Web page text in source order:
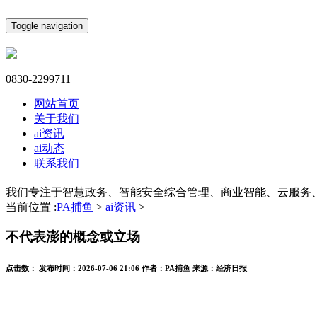
Toggle navigation
0830-2299711
网站首页
关于我们
ai资讯
ai动态
联系我们
我们专注于智慧政务、智能安全综合管理、商业智能、云服务
当前位置 :PA捕鱼 > ai资讯 >
不代表澎的概念或立场
点击数： 发布时间： 2026-07-06 21:06 作者： PA捕鱼 来源： 经济日报